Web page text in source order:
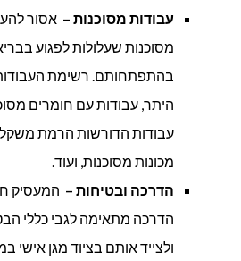
עבודות מסוכנות – אסור
מסוכנות שעלולות לפגוע
בהתפתחותם. רשימת העבודות
היתר, עבודות עם חומרים
עבודות הדורשות הרמת
מכונות מסוכנות, ועוד.
הדרכה ובטיחות – המעסיק
הדרכה מתאימה לגבי כללי
ולצייד אותם בציוד מגן אישי